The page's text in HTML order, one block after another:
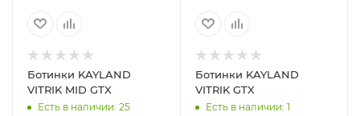
Ботинки KAYLAND
VITRIK MID GTX
Есть в наличии: 25
Ботинки KAYLAND
VITRIK GTX
Есть в наличии: 1